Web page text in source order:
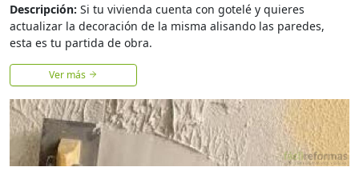
Descripción: Si tu vivienda cuenta con gotelé y quieres
actualizar la decoración de la misma alisando las paredes,
esta es tu partida de obra.
Ver más